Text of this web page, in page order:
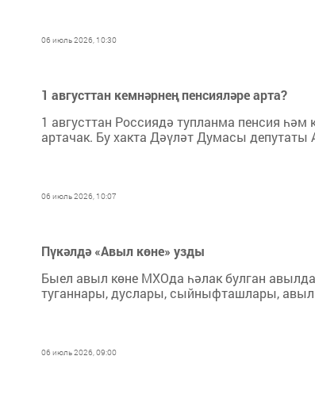
06 июль 2026, 10:30
1 августтан кемнәрнең пенсияләре арта?
1 августтан Россиядә тупланма пенсия
артачак. Бу хакта Дәүләт Думасы
06 июль 2026, 10:07
Пүкәлдә «Авыл көне» узды
Быел авыл көне МХОда һәлак булган
туганнары, дуслары, сыйныфташлары,
06 июль 2026, 09:00